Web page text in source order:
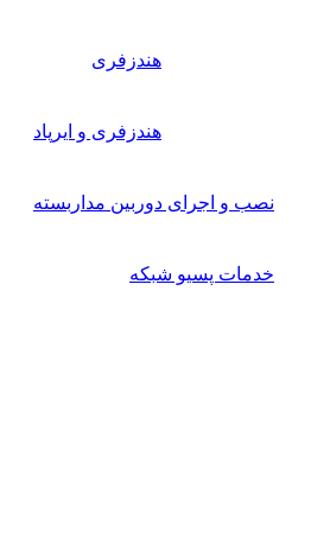
هندزفری
هندزفری و ایرپاد
نصب و اجرای دوربین مداربسته
خدمات پسیو شبکه